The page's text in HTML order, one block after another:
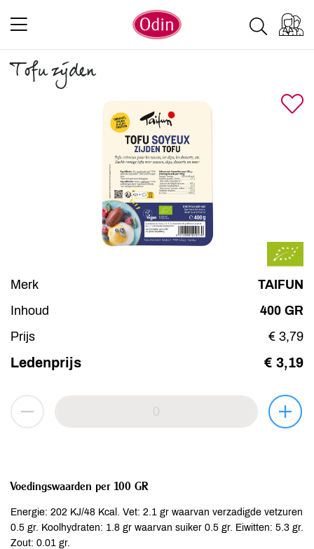
Tofu zijden
Merk
TAIFUN
Inhoud
400 GR
Prijs
€ 3,79
Ledenprijs € 3,19
Voedingswaarden per 100 GR
Energie: 202 KJ/48 Kcal. Vet: 2.1 gr waarvan verzadigde vetzuren
0.5 gr. Koolhydraten: 1.8 gr waarvan suiker 0.5 gr. Eiwitten: 5.3 gr.
Zout: 0.01 gr.